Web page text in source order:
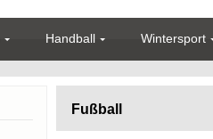
Handball Wintersport
Fußball